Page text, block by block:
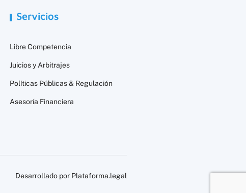
Servicios
Libre Competencia
Juicios y Arbitrajes
Políticas Públicas & Regulación
Asesoría Financiera
Desarrollado por Plataforma.legal